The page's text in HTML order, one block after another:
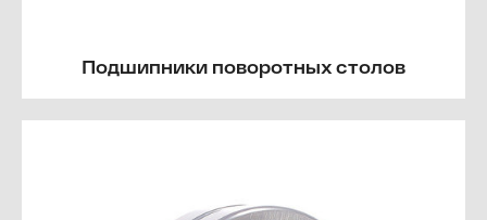
Подшипники поворотных столов